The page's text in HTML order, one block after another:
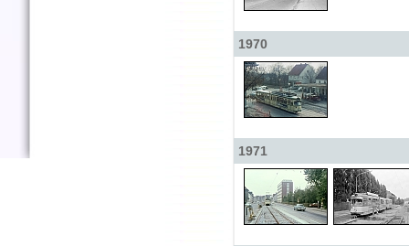
1970
1971